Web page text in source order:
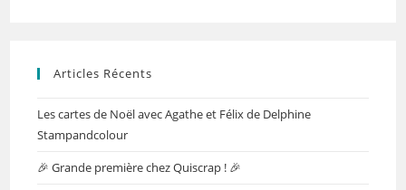
Articles Récents
Les cartes de Noël avec Agathe et Félix de Delphine
Stampandcolour
🎉 Grande première chez Quiscrap ! 🎉